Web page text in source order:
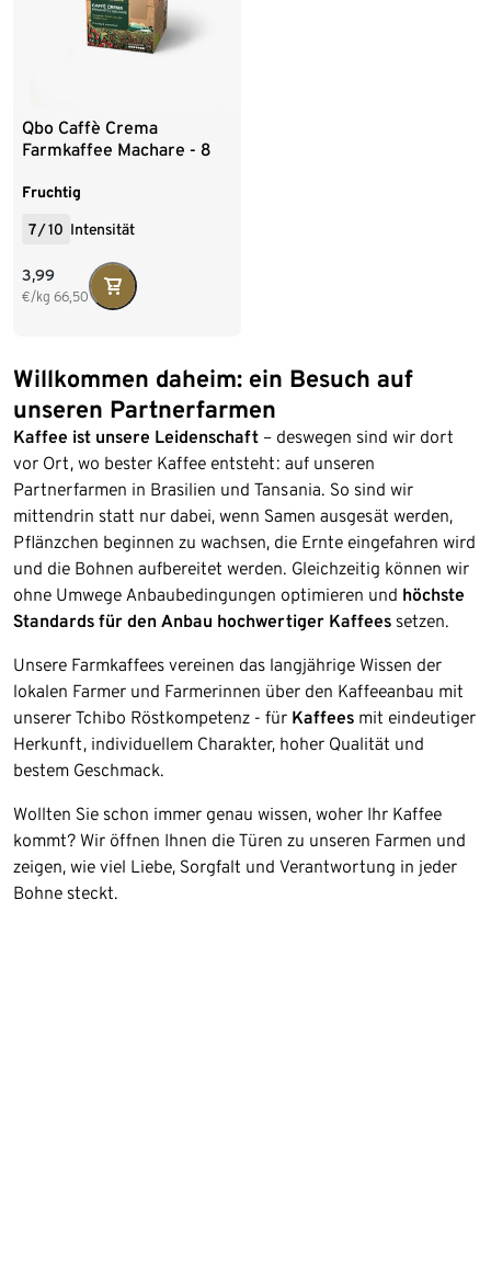
Qbo Caffè Crema
Farmkaffee Machare - 8
Fruchtig
7/10 Intensität
3,99
€/kg 66,50
Willkommen daheim: ein Besuch auf
unseren Partnerfarmen
Kaffee ist unsere Leidenschaft – deswegen sind wir dort
vor Ort, wo bester Kaffee entsteht: auf unseren
Partnerfarmen in Brasilien und Tansania. So sind wir
mittendrin statt nur dabei, wenn Samen ausgesät werden,
Pflänzchen beginnen zu wachsen, die Ernte eingefahren wird
und die Bohnen aufbereitet werden. Gleichzeitig können wir
ohne Umwege Anbaubedingungen optimieren und höchste
Standards für den Anbau hochwertiger Kaffees setzen.
Unsere Farmkaffees vereinen das langjährige Wissen der
lokalen Farmer und Farmerinnen über den Kaffeeanbau mit
unserer Tchibo Röstkompetenz - für Kaffees mit eindeutiger
Herkunft, individuellem Charakter, hoher Qualität und
bestem Geschmack.
Wollten Sie schon immer genau wissen, woher Ihr Kaffee
kommt? Wir öffnen Ihnen die Türen zu unseren Farmen und
zeigen, wie viel Liebe, Sorgfalt und Verantwortung in jeder
Bohne steckt.